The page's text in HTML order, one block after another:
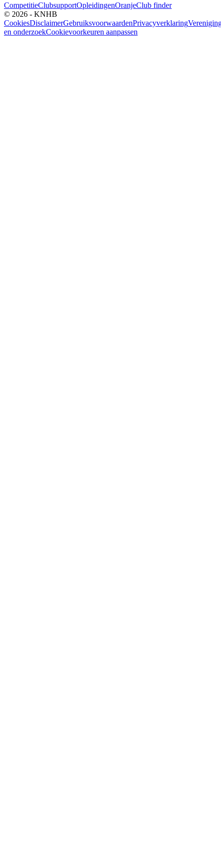
CompetitieClubsupportOpleidingenOranjeClub finder
© 2026 - KNHB
CookiesDisclaimerGebruiksvoorwaardenPrivacyverklaring
en onderzoekCookievoorkeuren aanpassen